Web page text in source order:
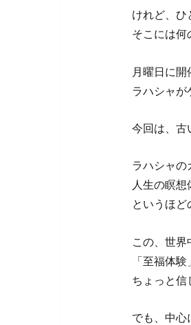
けれど、ひ
そこには何
月曜日に開
ラハシャが
今回は、古
ラハシャの
人生の瞑
というほど
この、世界
「至福体験
ちょっと信
でも、中心